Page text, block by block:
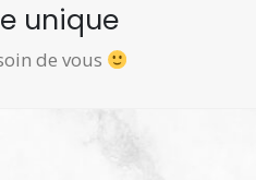
unique
de vous